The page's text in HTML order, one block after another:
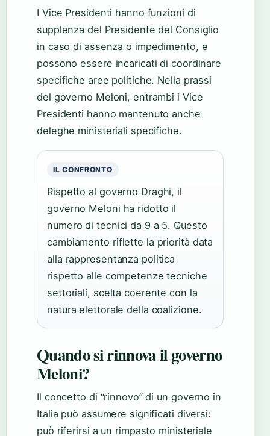
I Vice Presidenti hanno funzioni di
supplenza del Presidente del Consiglio
in caso di assenza o impedimento, e
possono essere incaricati di coordinare
specifiche aree politiche. Nella prassi
del governo Meloni, entrambi i Vice
Presidenti hanno mantenuto anche
deleghe ministeriali specifiche.
IL CONFRONTO
Rispetto al governo Draghi, il
governo Meloni ha ridotto il
numero di tecnici da 9 a 5. Questo
cambiamento riflette la priorità data
alla rappresentanza politica
rispetto alle competenze tecniche
settoriali, scelta coerente con la
natura elettorale della coalizione.
Quando si rinnova il governo
Meloni?
Il concetto di “rinnovo” di un governo in
Italia può assumere significati diversi:
può riferirsi a un rimpasto ministeriale